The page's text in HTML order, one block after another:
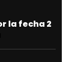
la fecha 2